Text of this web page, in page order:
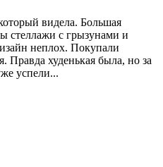
видела. Большая
стеллажи с грызунами и
неплох. Покупали
Правда худенькая была, но за
успели...